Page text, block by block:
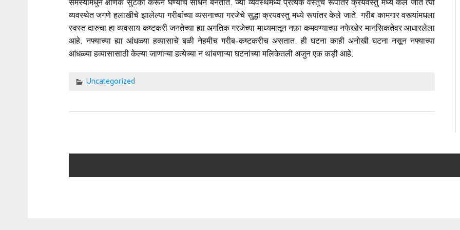
समस्यांमधुन क्षणिक सुटका करून घेण्याचे साधन बनतात. ज्या व्यवस्थेमध्ये प्रत्येक वस्तुचे रूपांतर क्रयवस्तु मध्ये केले जाते त्या
व्यवस्थेत जगणे हलाखीचे झालेल्या गरीबांच्या व्यसनाच्या गरजेचे सुद्धा क्रयवस्तु मध्ये रूपांतर केले जाते. गरीब कामगार वस्त्यांमधला
स्वस्त दारुचा हा व्यवसाय कष्टकरी जनतेच्या ह्या अगतिक गरजेच्या माध्यमातून नफ़ा कमवण्याच्या नफेखोर मानसिकतेवर आधारलेला
आहे. नफ्याच्या ह्या आंधळ्या हव्यासाचे बळी नेहमीच गरीब-कष्टकरीच असतात. ही घटना काही अनोखी घटना नसून नफ्याच्या
आंधळ्या हव्यासासाठी केल्या जाणाऱ्या हत्येच्या न थांबणाऱ्या घटनांच्या मलिकेतली अजुन एक कड़ी आहे.
Uncategorized